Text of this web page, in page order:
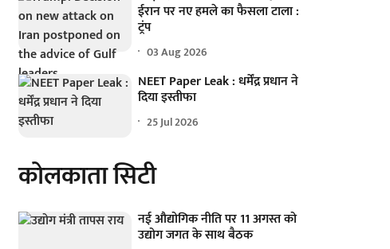
ईरान पर नए हमले का फैसला टाला :
ट्रंप
03 Aug 2026
NEET Paper Leak : धर्मेंद्र प्रधान ने
दिया इस्तीफा
25 Jul 2026
कोलकाता सिटी
नई औद्योगिक नीति पर 11 अगस्त को
उद्योग जगत के साथ बैठक